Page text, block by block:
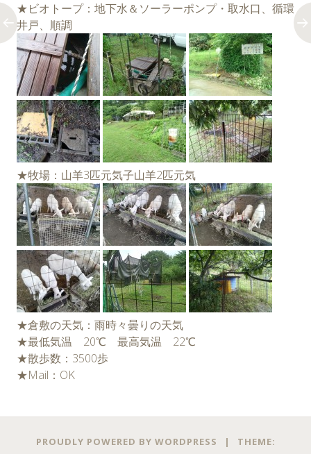
★ビオトープ：地下水＆ソーラーポンプ・取水口、循環
井戸、順調
★牧場：山羊3匹元気子山羊2匹元気
★倉敷の天気：雨時々曇りの天気
★最低気温 20℃ 最高気温 22℃
★散歩数：3500歩
★Mail：OK
PROUDLY POWERED BY WORDPRESS |
THEME: